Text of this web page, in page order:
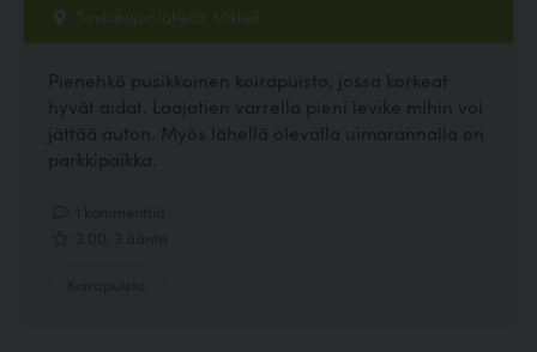
Tuiskukujan lähellä, Mikkeli
Pienehkö pusikkoinen koirapuisto, jossa korkeat
hyvät aidat. Laajatien varrella pieni levike mihin voi
jättää auton. Myös lähellä olevalla uimarannalla on
parkkipaikka.